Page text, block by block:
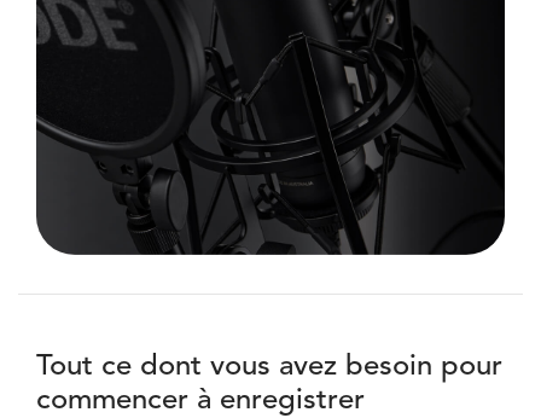
Tout ce dont vous avez besoin pour
commencer à enregistrer